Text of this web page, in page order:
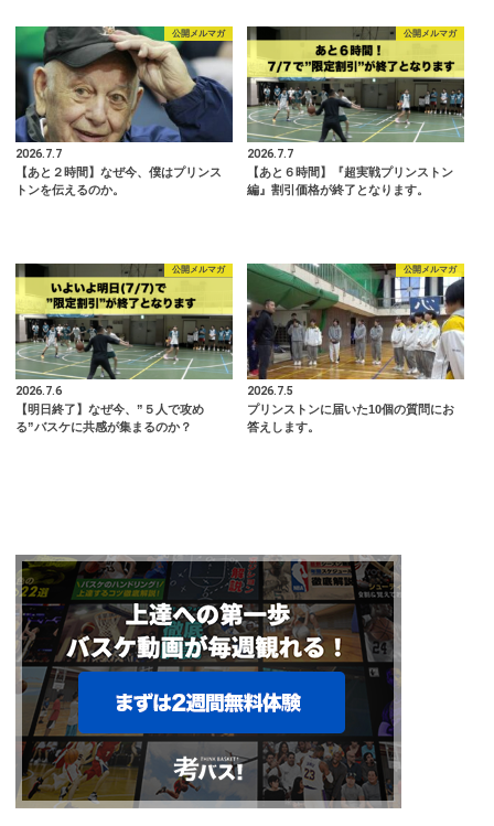
公開メルマガ
2026.7.7
【あと２時間】なぜ今、僕はプリンス
トンを伝えるのか。
公開メルマガ
2026.7.7
【あと６時間】『超実戦プリンストン
編』割引価格が終了となります。
公開メルマガ
2026.7.6
【明日終了】なぜ今、”５人で攻め
る”バスケに共感が集まるのか？
公開メルマガ
2026.7.5
プリンストンに届いた10個の質問にお
答えします。